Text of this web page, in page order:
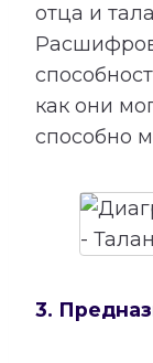
отца и
как они
способно
3.